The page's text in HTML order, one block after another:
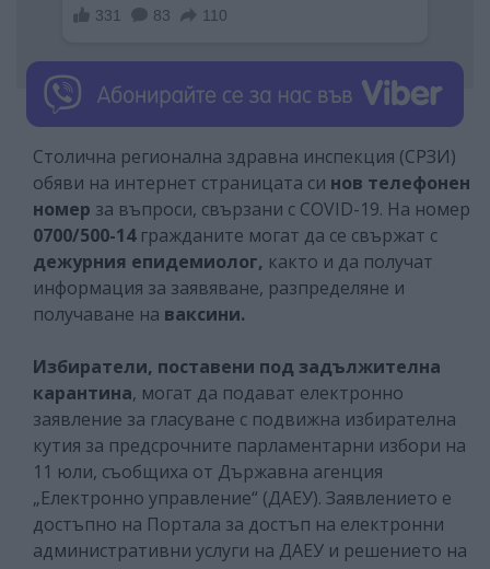
Столична регионална здравна инспекция (СРЗИ)
обяви на интернет страницата си нов телефонен
номер за въпроси, свързани с COVID-19. На номер
0700/500-14 гражданите могат да се свържат с
дежурния епидемиолог, както и да получат
информация за заявяване, разпределяне и
получаване на ваксини.
Избиратели, поставени под задължителна
карантина, могат да подават електронно
заявление за гласуване с подвижна избирателна
кутия за предсрочните парламентарни избори на
11 юли, съобщиха от Държавна агенция
„Електронно управление“ (ДАЕУ). Заявлението е
достъпно на Портала за достъп на електронни
административни услуги на ДАЕУ и решението на